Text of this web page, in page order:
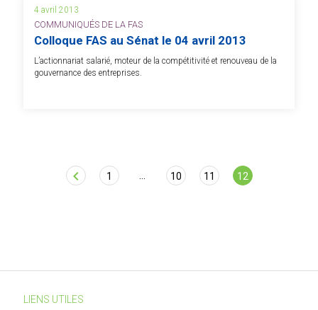
4 avril 2013
COMMUNIQUÉS DE LA FAS
Colloque FAS au Sénat le 04 avril 2013
L’actionnariat salarié, moteur de la compétitivité et renouveau de la
gouvernance des entreprises.
Page
chevron_left 1 10 11 12
LIENS UTILES